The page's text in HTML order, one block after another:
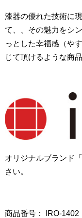
漆器の優れた技術に
て、、その魅力をシ
っとした幸福感（や
じて頂けるような商
オリジナルブランド
さい。
商品番号： IRO-1402